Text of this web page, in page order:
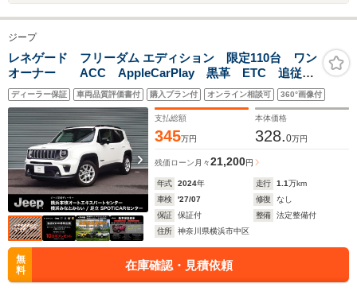
ジープ
レネゲード フリーダム エディション 限定110台 ワン
オーナー ACC AppleCarPlay 黒革 ETC 追従式
クルコン ヒーター バックカメラ付き ターボ車 電
動シート LEDライト キーレスエントリー 車線逸脱
警告 禁煙 ABS 認定中古車
ディーラー保証 車両品質評価書付 購入プラン付 オンライン相談可 360°画像付
支払総額
345万円
本体価格
328.0万円
残価ローン 月々21,200円
年式 2024年 走行 1.1万km
車検
'27/07 修復
なし
保証
保証付 整備
法定整備付
住所
神奈川県横浜市中区
無
料
在庫確認・見積依頼